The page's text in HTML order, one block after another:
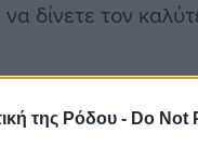
της Ρόδου - Do Not
δίνετε τον